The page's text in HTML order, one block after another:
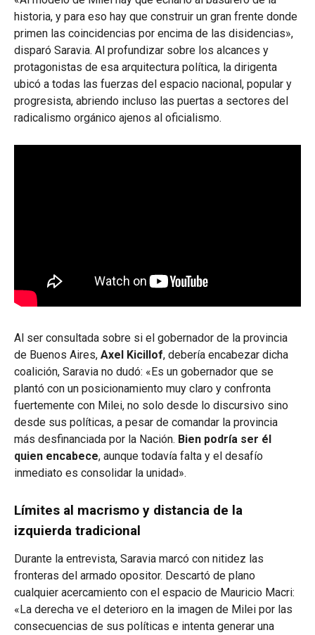
historia, y para eso hay que construir un gran frente donde
primen las coincidencias por encima de las disidencias»,
disparó Saravia. Al profundizar sobre los alcances y
protagonistas de esa arquitectura política, la dirigenta
ubicó a todas las fuerzas del espacio nacional, popular y
progresista, abriendo incluso las puertas a sectores del
radicalismo orgánico ajenos al oficialismo.
Al ser consultada sobre si el gobernador de la provincia
de Buenos Aires, Axel Kicillof, debería encabezar dicha
coalición, Saravia no dudó: «Es un gobernador que se
plantó con un posicionamiento muy claro y confronta
fuertemente con Milei, no solo desde lo discursivo sino
desde sus políticas, a pesar de comandar la provincia
más desfinanciada por la Nación. Bien podría ser él
quien encabece, aunque todavía falta y el desafío
inmediato es consolidar la unidad».
Límites al macrismo y distancia de la
izquierda tradicional
Durante la entrevista, Saravia marcó con nitidez las
fronteras del armado opositor. Descartó de plano
cualquier acercamiento con el espacio de Mauricio Macri:
«La derecha ve el deterioro en la imagen de Milei por las
consecuencias de sus políticas e intenta generar una